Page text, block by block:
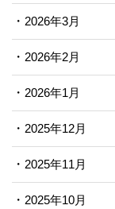
2026年3月
2026年2月
2026年1月
2025年12月
2025年11月
2025年10月